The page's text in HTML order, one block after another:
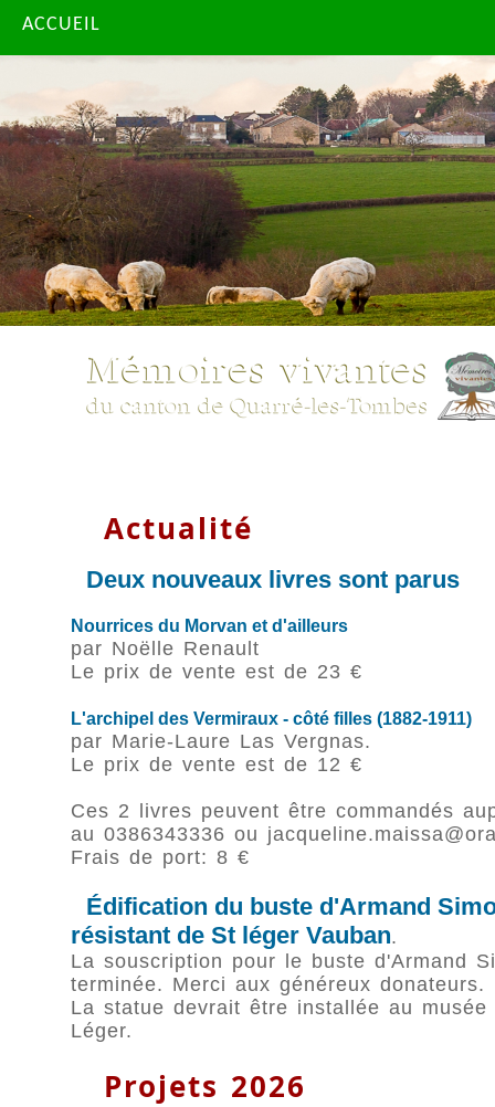
ACCUEIL
Actualité
Deux nouveaux livres sont parus
Nourrices du Morvan et d'ailleurs
par Noëlle Renault
Le prix de vente est de 23 €
L'archipel des Vermiraux - côté filles (1882-1911)
par Marie-Laure Las Vergnas.
Le prix de vente est de 12 €
Ces 2 livres peuvent être commandés
au 0386343336 ou
Frais de port: 8 €
Édification du buste d'Armand
résistant de St léger Vauban.
La souscription pour le buste d'Armand
terminée. Merci aux généreux donateurs.
La statue devrait être installée au musée
Léger.
Projets 2026